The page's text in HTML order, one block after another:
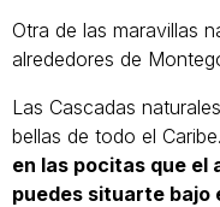
Otra de las maravillas
alrededores de
Las Cascadas
bellas de todo el Caribe.
en las pocitas que el
puedes situarte bajo